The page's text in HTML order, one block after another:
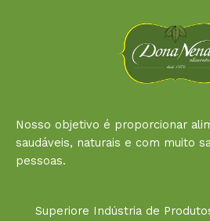
Nosso objetivo é proporcionar
saudáveis, naturais e com muito
pessoas.
Superiore Indústria de